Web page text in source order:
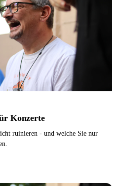
Konzerte
ruinieren - und welche Sie nur